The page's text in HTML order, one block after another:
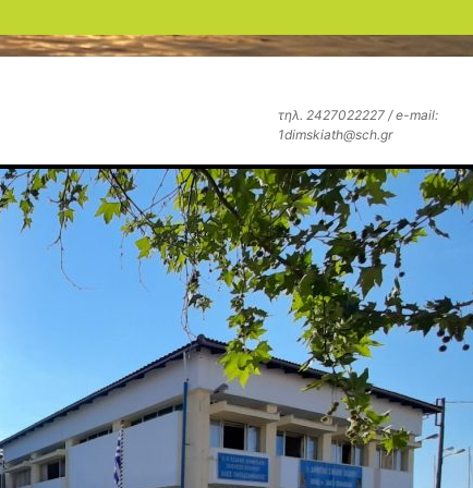
τηλ. 2427022227 / e-mail:
1dimskiath@sch.gr